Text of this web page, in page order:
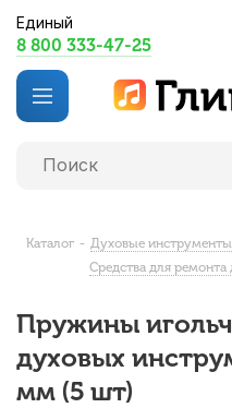
Единый
8 800 333-47-25
Каталог - Духовые инструменты
Средства для
Пружины
духовых
мм (5 шт)